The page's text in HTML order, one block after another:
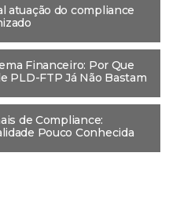
atuação do compliance
Financeiro: Por Que
PLD-FTP Já Não Bastam
de Compliance:
Pouco Conhecida